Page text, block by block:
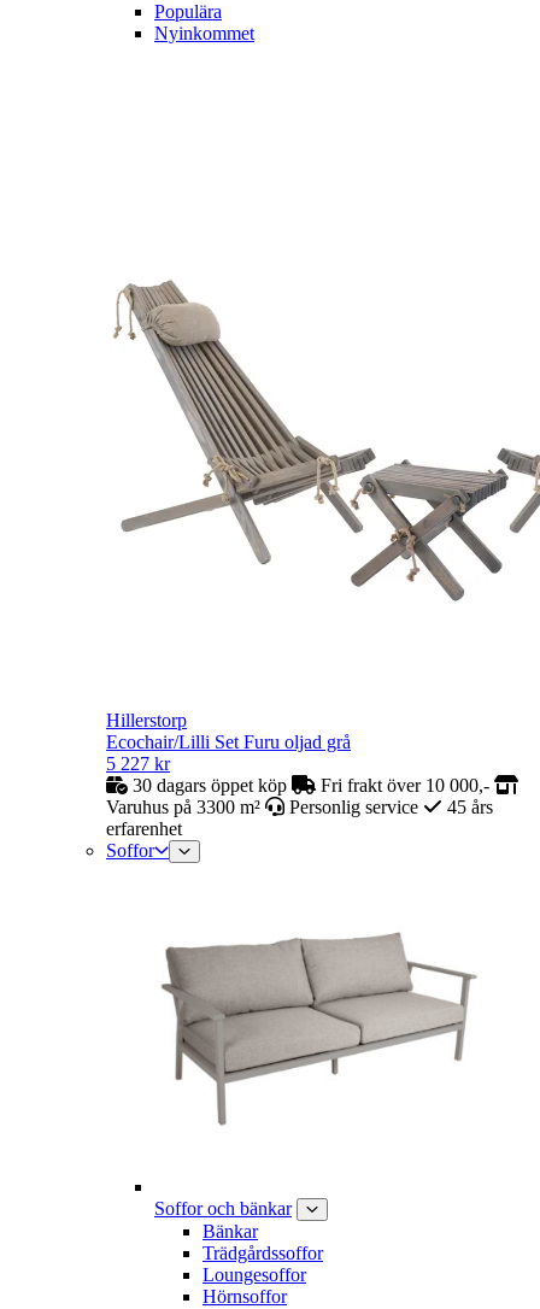
Populära
Nyinkommet
Hillerstorp
Ecochair/Lilli Set Furu oljad grå
5 227 kr
30 dagars öppet köp
Fri frakt över 10 000,-
Varuhus på 3300 m²
Personlig service
45 års
erfarenhet
Soffor
Soffor och bänkar
Bänkar
Trädgårdssoffor
Loungesoffor
Hörnsoffor